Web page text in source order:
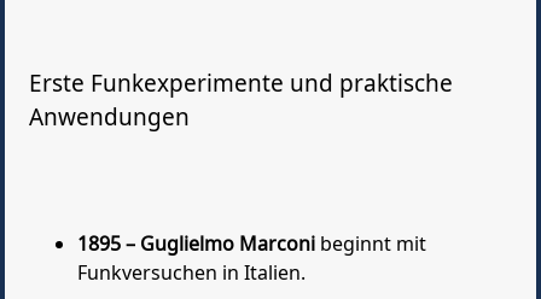
Erste Funkexperimente und praktische
Anwendungen
1895 – Guglielmo Marconi beginnt mit
Funkversuchen in Italien.